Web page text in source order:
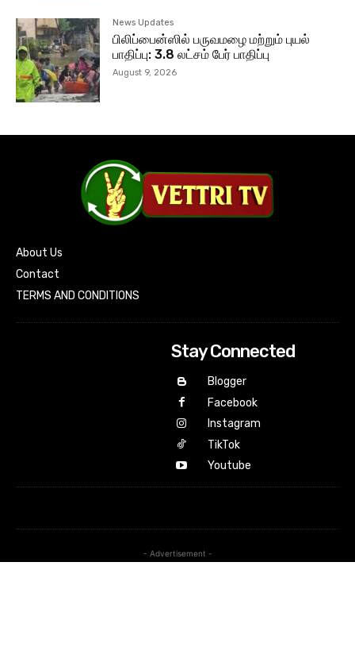
News Updates
பிலிப்பைன்ஸில் பருவமழை மற்றும் புயல்
பாதிப்பு: 3.8 லட்சம் பேர் பாதிப்பு
August 9, 2026
About Us
Contact
TERMS AND CONDITIONS
Stay Connected
Blogger
Facebook
Instagram
TikTok
Youtube
- Advertisement -